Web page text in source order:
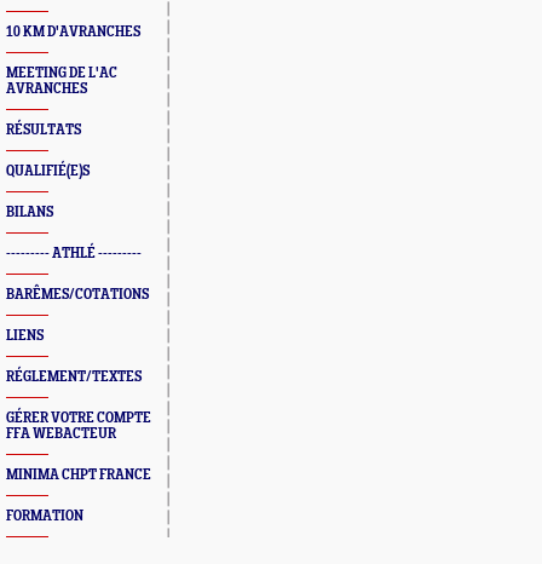
10 KM D'AVRANCHES
MEETING DE L'AC
AVRANCHES
RÉSULTATS
QUALIFIÉ(E)S
BILANS
--------- ATHLÉ ---------
BARÊMES/COTATIONS
LIENS
RÉGLEMENT/TEXTES
GÉRER VOTRE COMPTE
FFA WEBACTEUR
MINIMA CHPT FRANCE
FORMATION